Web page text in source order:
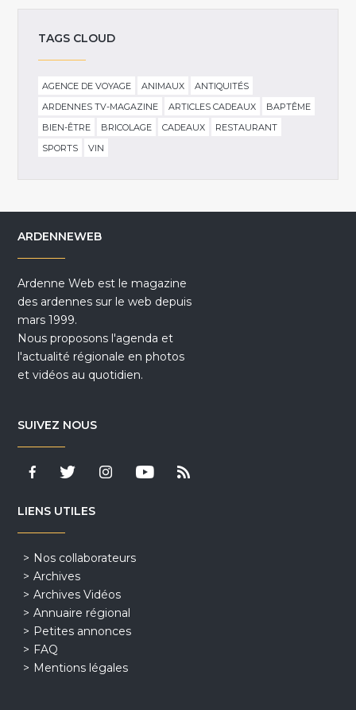
TAGS CLOUD
AGENCE DE VOYAGE ANIMAUX
ANTIQUITÉS
ARDENNES TV-MAGAZINE
ARTICLES CADEAUX
BAPTÊME
BIEN-ÊTRE
BRICOLAGE CADEAUX
RESTAURANT
SPORTS
VIN
ARDENNEWEB
Ardenne Web est le magazine
des ardennes sur le web depuis
mars 1999.
Nous proposons l'agenda et
l'actualité régionale en photos
et vidéos au quotidien.
SUIVEZ NOUS
LIENS UTILES
Nos collaborateurs
Archives
Archives Vidéos
Annuaire régional
Petites annonces
FAQ
Mentions légales